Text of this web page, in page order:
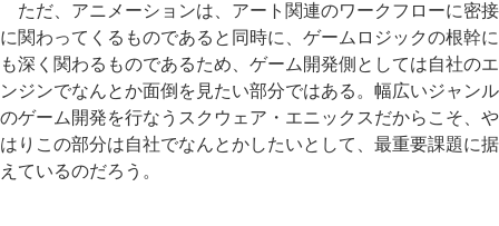
ただ、アニメーションは、アート関連のワークフローに密接
に関わってくるものであると同時に、ゲームロジックの根幹に
も深く関わるものであるため、ゲーム開発側としては自社のエ
ンジンでなんとか面倒を見たい部分ではある。幅広いジャンル
のゲーム開発を行なうスクウェア・エニックスだからこそ、や
はりこの部分は自社でなんとかしたいとして、最重要課題に据
えているのだろう。